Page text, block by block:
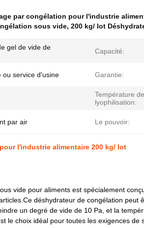
par congélation pour l'industrie
sous vide, 200 kg/ lot
gel de vide de
Capacité:
ou service d'usine Garantie:
Température de
lyophilisation:
par air Le pouvoir:
l'industrie alimentaire 200 kg/ lot
vide pour aliments est spécialement
déshydrateur de congélation peut
un degré de vide de 10 Pa, et la
le choix idéal pour toutes les exigences de